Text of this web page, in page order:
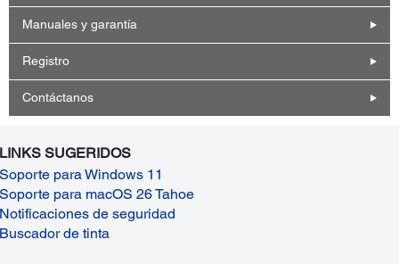
Manuales y garantía
Registro
Contáctanos
LINKS SUGERIDOS
Soporte para Windows 11
Soporte para macOS 26 Tahoe
Notificaciones de seguridad
Buscador de tinta